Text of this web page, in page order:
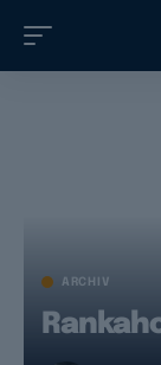
ARCHIV